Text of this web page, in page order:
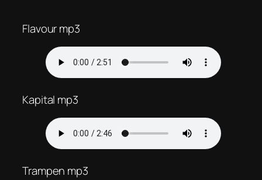
Flavour mp3
Kapital mp3
Trampen mp3